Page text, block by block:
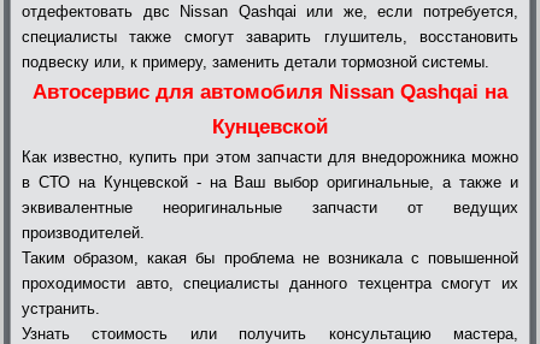
отдефектовать двс Nissan Qashqai или же, если потребуется,
специалисты также смогут заварить глушитель, восстановить
подвеску или, к примеру, заменить детали тормозной системы.
Автосервис для автомобиля Nissan Qashqai на
Кунцевской
Как известно, купить при этом запчасти для внедорожника можно
в СТО на Кунцевской - на Ваш выбор оригинальные, а также и
эквивалентные неоригинальные запчасти от ведущих
производителей.
Таким образом, какая бы проблема не возникала с повышенной
проходимости авто, специалисты данного техцентра смогут их
устранить.
Узнать стоимость или получить консультацию мастера,